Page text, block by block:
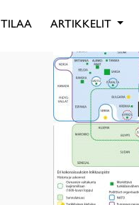
TILAA ARTIKKELIT